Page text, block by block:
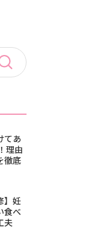
てあ
理由
徹底
】妊
食べ
夫